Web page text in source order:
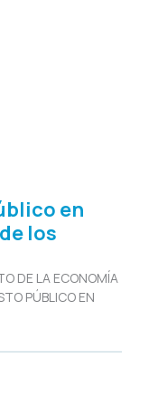
en
los
DE LA ECONOMÍA
PÚBLICO EN